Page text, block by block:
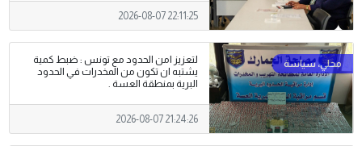
2026-08-07 22:11:25
لتعزيز امن الحدود مع تونس : ضبط كمية
يشتبه ان تكون من المخدرات في الحدود
البرية بمنطقة العسة .
2026-08-07 21:24:26